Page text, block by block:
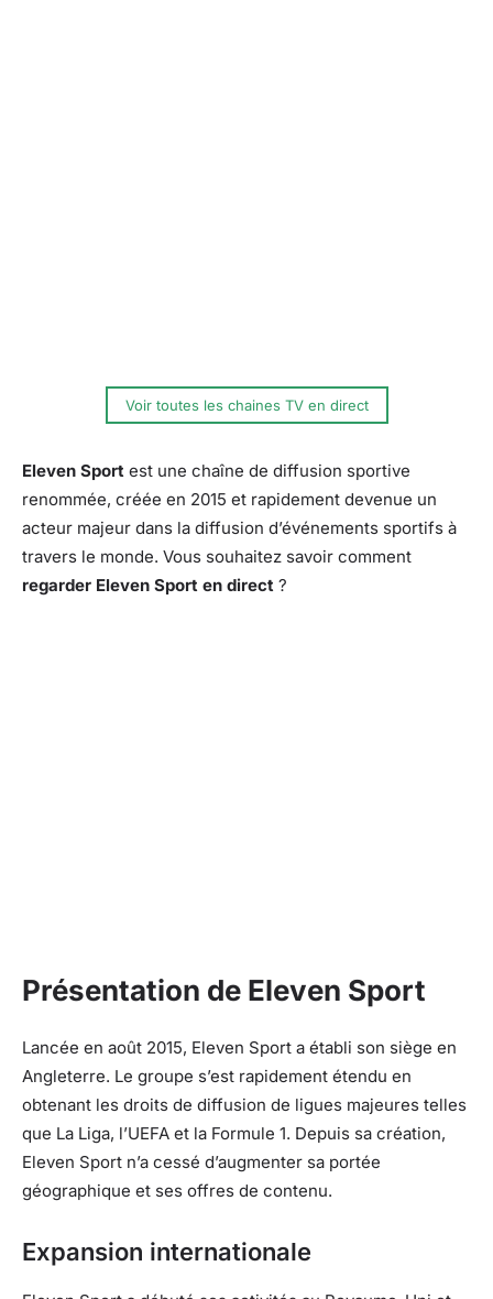
Voir toutes les chaines TV en direct
Eleven Sport est une chaîne de diffusion sportive
renommée, créée en 2015 et rapidement devenue un
acteur majeur dans la diffusion d’événements sportifs à
travers le monde. Vous souhaitez savoir comment
regarder Eleven Sport en direct ?
Présentation de Eleven Sport
Lancée en août 2015, Eleven Sport a établi son siège en
Angleterre. Le groupe s’est rapidement étendu en
obtenant les droits de diffusion de ligues majeures telles
que La Liga, l’UEFA et la Formule 1. Depuis sa création,
Eleven Sport n’a cessé d’augmenter sa portée
géographique et ses offres de contenu.
Expansion internationale